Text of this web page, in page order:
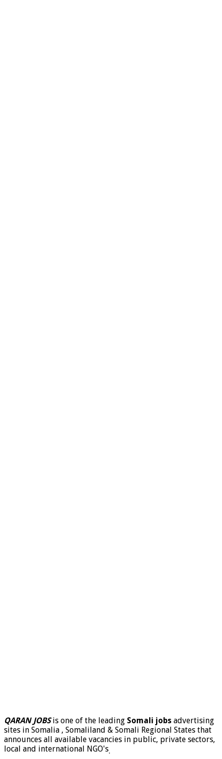
QARAN JOBSis one of the leading Somali jobs advertising
sites in Somalia , Somaliland & Somali Regional States that
announces all available vacancies in public, private sectors,
local and international NGO's.